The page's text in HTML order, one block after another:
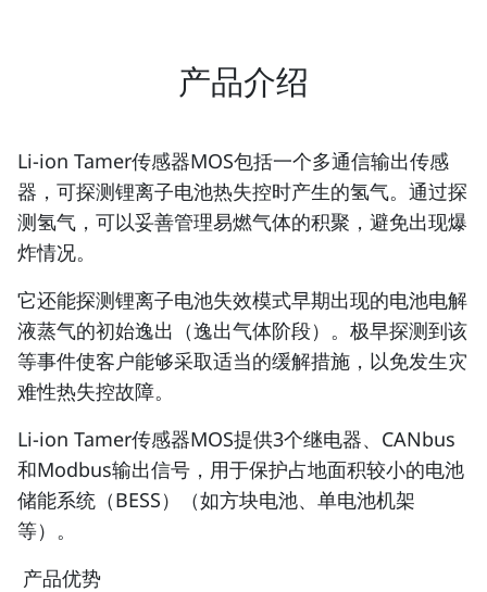
产品介绍
Li-ion Tamer传感器MOS包括一个多通信输出传感
器，可探测锂离子电池热失控时产生的氢气。通过探
测氢气，可以妥善管理易燃气体的积聚，避免出现爆
炸情况。
它还能探测锂离子电池失效模式早期出现的电池电解
液蒸气的初始逸出（逸出气体阶段）。极早探测到该
等事件使客户能够采取适当的缓解措施，以免发生灾
难性热失控故障。
Li-ion Tamer传感器MOS提供3个继电器、CANbus
和Modbus输出信号，用于保护占地面积较小的电池
储能系统（BESS）（如方块电池、单电池机架
等）。
产品优势